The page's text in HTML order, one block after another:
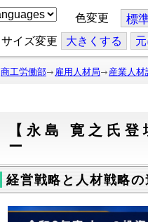
色変更 標
サイズ変更 大きくする 元
商工労働部 雇用人材局 産業人材
【永島 寛之氏
ー
経営戦略と人材戦略